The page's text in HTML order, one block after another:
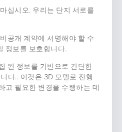
십시오. 우리는 단지 서로를
공개 계약에 서명해야 할 수
정보를 보호합니다.
된 정보를 기반으로 간단한
다.. 이것은 3D 모델로 진행
고 필요한 변경을 수행하는 데